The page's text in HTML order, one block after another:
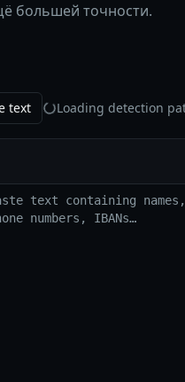
большей точности.
text Loading detection